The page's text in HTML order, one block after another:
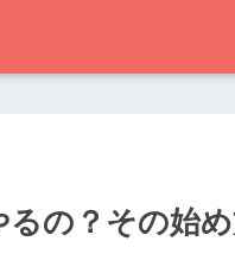
の？その始